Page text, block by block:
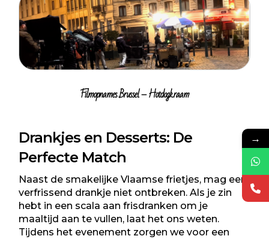
Filmopnames Brussel – Hotdogkraam
Drankjes en Desserts: De
Perfecte Match
Naast de smakelijke Vlaamse frietjes, mag een
verfrissend drankje niet ontbreken. Als je zin
hebt in een scala aan frisdranken om je
maaltijd aan te vullen, laat het ons weten.
Tijdens het evenement zorgen we voor een
→